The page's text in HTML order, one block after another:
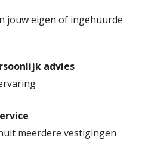
jouw eigen of ingehuurde
advies
meerdere vestigingen